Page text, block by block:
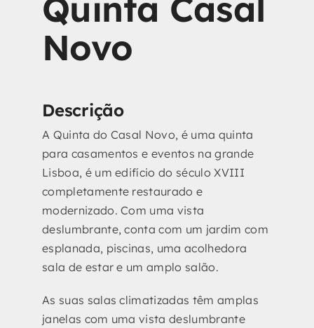
Novo
Descrição
A Quinta do Casal Novo, é uma quinta
para casamentos e eventos na grande
Lisboa, é um edifício do século XVIII
completamente restaurado e
modernizado. Com uma vista
deslumbrante, conta com um jardim com
esplanada, piscinas, uma acolhedora
sala de estar e um amplo salão.
As suas salas climatizadas têm amplas
janelas com uma vista deslumbrante